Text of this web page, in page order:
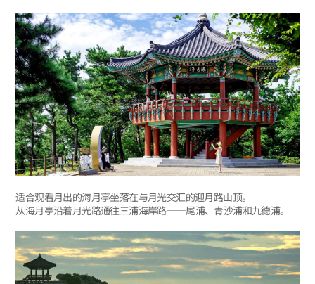
适合观看月出的海月亭坐落在与月光交汇的迎月路山顶。
从海月亭沿着月光路通往三浦海岸路——尾浦、青沙浦和九德浦。